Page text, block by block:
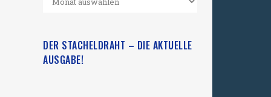
DER STACHELDRAHT – DIE AKTUELLE
AUSGABE!